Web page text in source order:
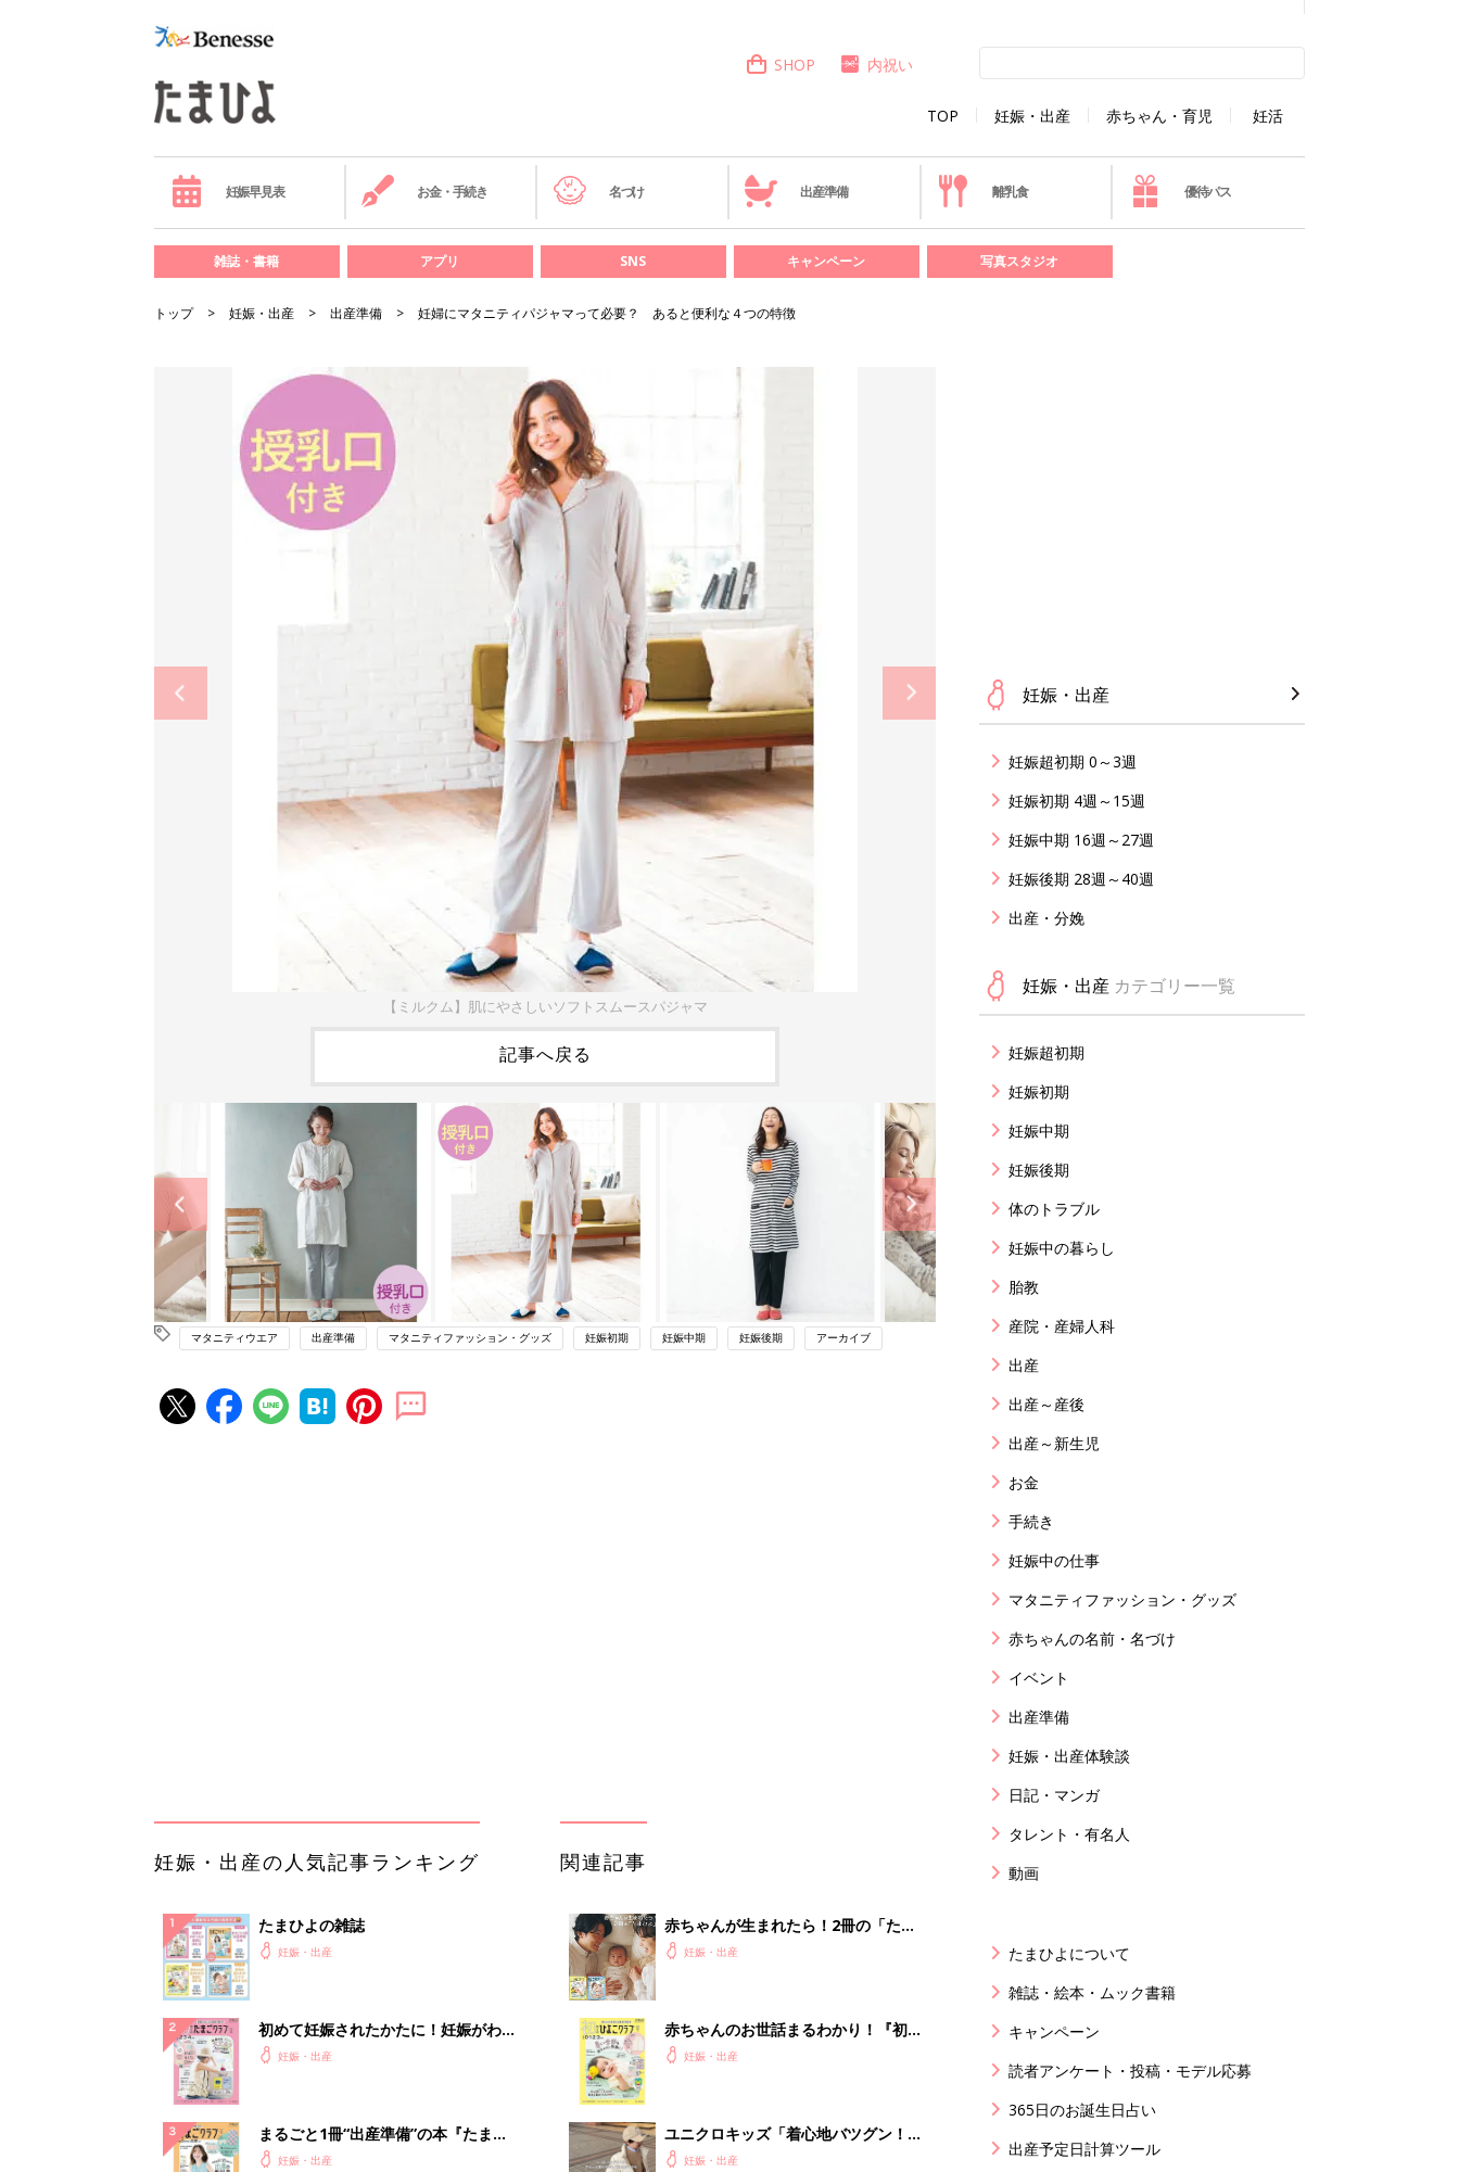
TOP 妊娠・出産 赤ちゃん・育児 妊活
SHOP 内祝い
妊娠早見表 お金・手続き 名づけ 出産準備 離乳食 優待パス
雑誌・書籍 アプリ SNS キャンペーン 写真スタジオ
トップ 妊娠・出産 出産準備 妊婦にマタニティパジャマって必要？ あると便利な４つの特徴
【ミルクム】肌にやさしいソフトスムースパジャマ
記事へ戻る
マタニティウエア 出産準備 マタニティファッション・グッズ 妊娠初期 妊娠中期 妊娠後期 アーカイブ
夫婦で予習する 出産の教科書
妊娠中に読みたい！3冊の「たまひ
るべき3つのことと、NGな自己認識
PR（ビズヒント）
パンツも！」あったかアイテム4選
ボディスーツ4選
るべき3つのことと、NGな自己認識
PR（ビズヒント）
妊娠・出産
妊娠超初期 0～3週
妊娠初期 4週～15週
妊娠中期 16週～27週
妊娠後期 28週～40週
出産・分娩
妊娠・出産 カテゴリー一覧
妊娠超初期
妊娠初期
妊娠中期
妊娠後期
体のトラブル
妊娠中の暮らし
胎教
産院・産婦人科
出産
出産～産後
出産～新生児
お金
手続き
妊娠中の仕事
マタニティファッション・グッズ
赤ちゃんの名前・名づけ
イベント
出産準備
妊娠・出産体験談
日記・マンガ
タレント・有名人
動画
たまひよについて
雑誌・絵本・ムック書籍
キャンペーン
読者アンケート・投稿・モデル応募
365日のお誕生日占い
出産予定日計算ツール